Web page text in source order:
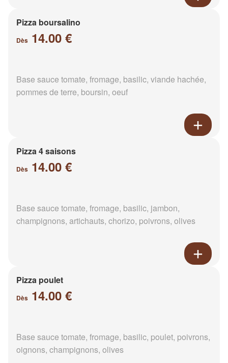
Pizza boursalino
Dès 14.00 €
Base sauce tomate, fromage, basilic, viande hachée,
pommes de terre, boursin, oeuf
Pizza 4 saisons
Dès 14.00 €
Base sauce tomate, fromage, basilic, jambon,
champignons, artichauts, chorizo, poivrons, olives
Pizza poulet
Dès 14.00 €
Base sauce tomate, fromage, basilic, poulet, poivrons,
oignons, champignons, olives